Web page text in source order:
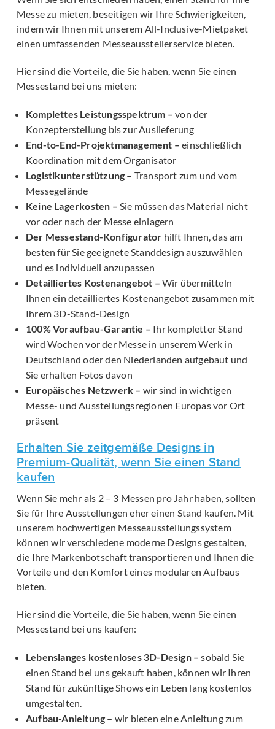
Messe zu mieten, beseitigen wir Ihre Schwierigkeiten,
indem wir Ihnen mit unserem All-Inclusive-Mietpaket
einen umfassenden Messeausstellerservice bieten.
Hier sind die Vorteile, die Sie haben, wenn Sie einen
Messestand bei uns mieten:
Komplettes Leistungsspektrum – von der
Konzepterstellung bis zur Auslieferung
End-to-End-Projektmanagement – einschließlich
Koordination mit dem Organisator
Logistikunterstützung – Transport zum und vom
Messegelände
Keine Lagerkosten – Sie müssen das Material nicht
vor oder nach der Messe einlagern
Der Messestand-Konfigurator hilft Ihnen, das am
besten für Sie geeignete Standdesign auszuwählen
und es individuell anzupassen
Detailliertes Kostenangebot – Wir übermitteln
Ihnen ein detailliertes Kostenangebot zusammen mit
Ihrem 3D-Stand-Design
100% Voraufbau-Garantie – Ihr kompletter Stand
wird Wochen vor der Messe in unserem Werk in
Deutschland oder den Niederlanden aufgebaut und
Sie erhalten Fotos davon
Europäisches Netzwerk – wir sind in wichtigen
Messe- und Ausstellungsregionen Europas vor Ort
präsent
Erhalten Sie zeitgemäße Designs in
Premium-Qualität, wenn Sie einen Stand
kaufen
Wenn Sie mehr als 2 – 3 Messen pro Jahr haben, sollten
Sie für Ihre Ausstellungen eher einen Stand kaufen. Mit
unserem hochwertigen Messeausstellungssystem
können wir verschiedene moderne Designs gestalten,
die Ihre Markenbotschaft transportieren und Ihnen die
Vorteile und den Komfort eines modularen Aufbaus
bieten.
Hier sind die Vorteile, die Sie haben, wenn Sie einen
Messestand bei uns kaufen:
Lebenslanges kostenloses 3D-Design – sobald Sie
einen Stand bei uns gekauft haben, können wir Ihren
Stand für zukünftige Shows ein Leben lang kostenlos
umgestalten.
Aufbau-Anleitung – wir bieten eine Anleitung zum